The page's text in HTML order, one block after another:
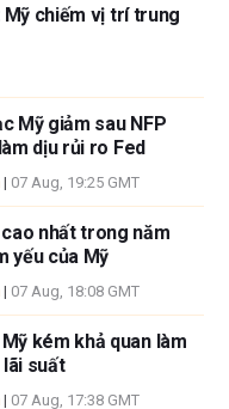
doanh với bất kỳ công ty
tiền công cho việc viết bài
hoặc phù hợp của thông
nhiệm về bất kỳ sai sót,
thiệt hại nào phát sinh từ
tin này. Ngoại trừ các
đầu tư đã đăng ký và không
đích tư vấn đầu tư.
Mỹ chiếm vị trí trung
Mỹ giảm sau NFP
dịu rủi ro Fed
| 07 Aug, 19:25 GMT
nhất trong năm
yếu của Mỹ
| 07 Aug, 18:08 GMT
kém khả quan làm
suất
| 07 Aug, 17:38 GMT